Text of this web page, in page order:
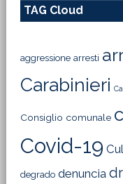
TAG Cloud
aggressione arresti
Carabinieri
Consiglio comunale
Covid-19
degrado denuncia